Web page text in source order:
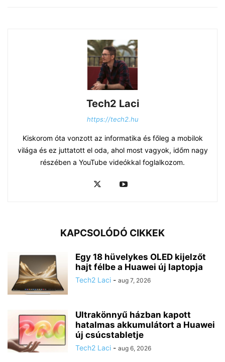
Tech2 Laci
https://tech2.hu
Kiskorom óta vonzott az informatika és főleg a mobilok
világa és ez juttatott el oda, ahol most vagyok, időm nagy
részében a YouTube videókkal foglalkozom.
KAPCSOLÓDÓ CIKKEK
Egy 18 hüvelykes OLED kijelzőt
hajt félbe a Huawei új laptopja
Tech2 Laci - aug 7, 2026
Ultrakönnyű házban kapott
hatalmas akkumulátort a Huawei
új csúcstabletje
Tech2 Laci - aug 6, 2026